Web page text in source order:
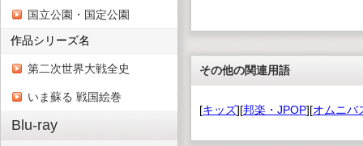
国立公園・国定公園
作品シリーズ名
第二次世界大戦全史
いま蘇る 戦国絵巻
Blu-ray
その他の関連用語
[キッズ][邦楽・JPOP][オムニバ